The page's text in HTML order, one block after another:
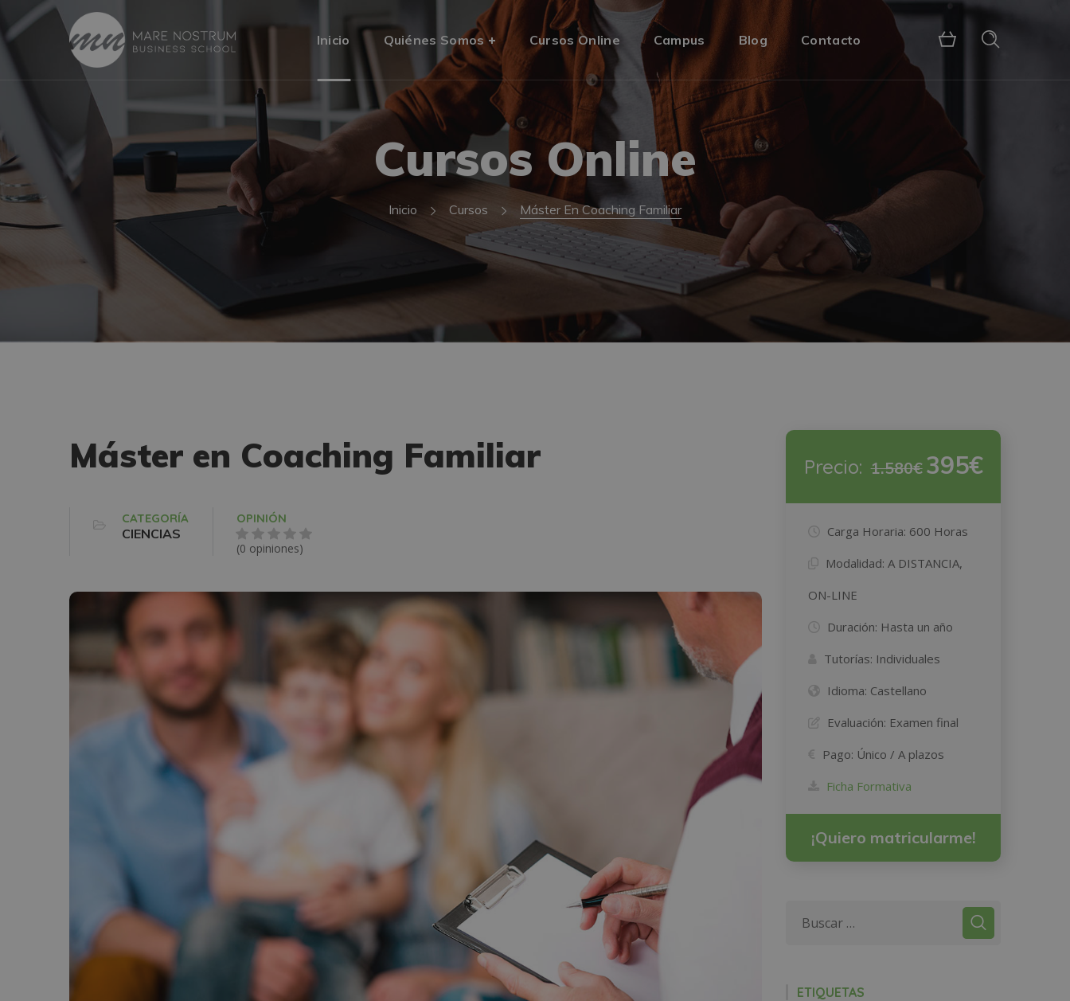
Inicio Quiénes Somos Cursos Online Campus Blog Contacto
Cursos Online
Inicio Cursos Máster En Coaching Familiar
Máster en Coaching Familiar
CATEGORÍA
CIENCIAS
OPINIÓN
(0 opiniones)
Precio: 1.580€ 395€
Carga Horaria: 600 Horas
Modalidad: A DISTANCIA,
ON-LINE
Duración: Hasta un año
Tutorías: Individuales
Idioma: Castellano
Evaluación: Examen final
Pago: Único / A plazos
Ficha Formativa
¡Quiero matricularme!
ETIQUETAS